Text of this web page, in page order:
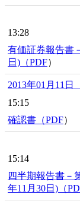
13:28
有価証券報告書
日)（PDF）
2013年01月11日
15:15
確認書（PDF）
15:14
四半期報告書－
年11月30日)（